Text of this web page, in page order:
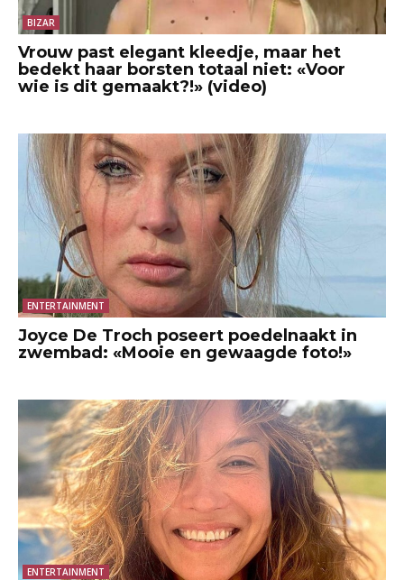
BIZAR
Vrouw past elegant kleedje, maar het
bedekt haar borsten totaal niet: «Voor
wie is dit gemaakt?!» (video)
ENTERTAINMENT
Joyce De Troch poseert poedelnaakt in
zwembad: «Mooie en gewaagde foto!»
ENTERTAINMENT